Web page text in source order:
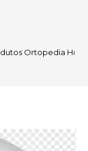
Ortopedia